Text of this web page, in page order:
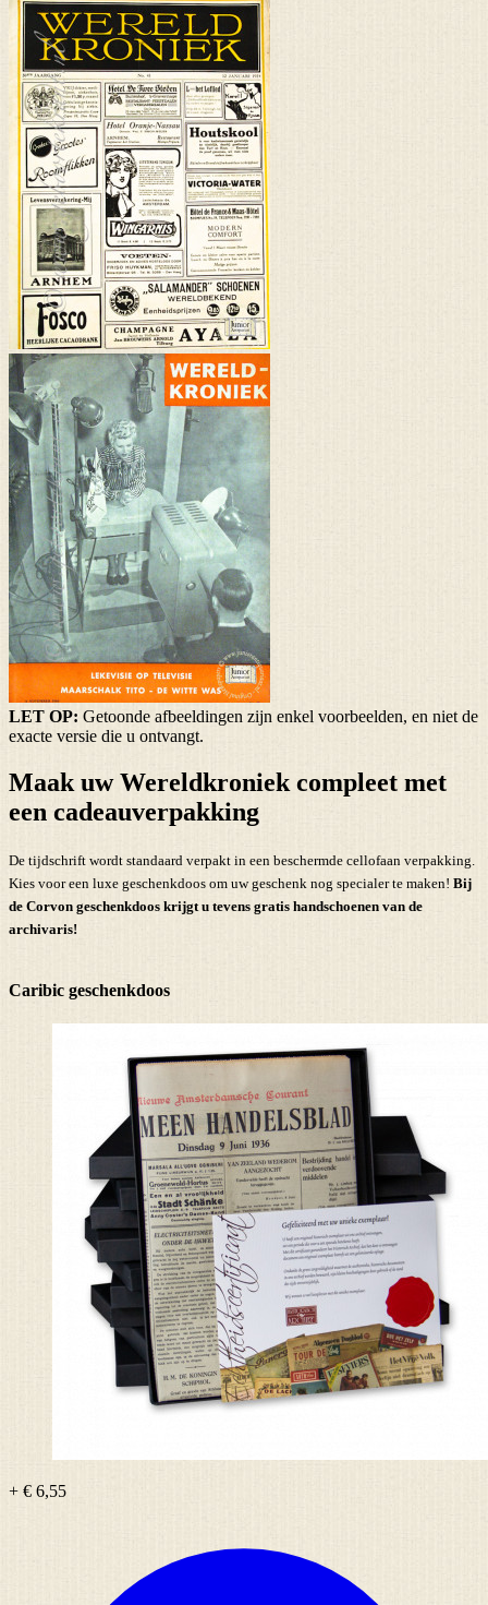
LET OP: Getoonde afbeeldingen zijn enkel voorbeelden, en niet de
exacte versie die u ontvangt.
Maak uw Wereldkroniek compleet met
een cadeauverpakking
De tijdschrift wordt standaard verpakt in een beschermde cellofaan verpakking.
Kies voor een luxe geschenkdoos om uw geschenk nog specialer te maken! Bij
de Corvon geschenkdoos krijgt u tevens gratis handschoenen van de
archivaris!
Caribic geschenkdoos
+ € 6,55